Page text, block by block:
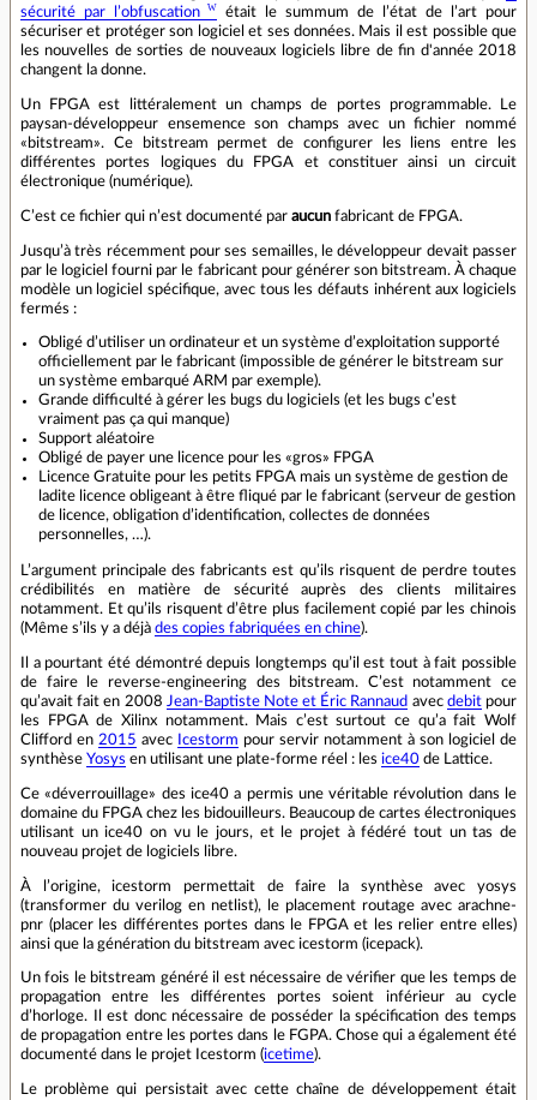
sécurité par l’obfuscation
était le summum de l’état de l’art pour
sécuriser et protéger son logiciel et ses données. Mais il est possible que
les nouvelles de sorties de nouveaux logiciels libre de fin d'année 2018
changent la donne.
Un FPGA est littéralement un champs de portes programmable. Le
paysan-développeur ensemence son champs avec un fichier nommé
«bitstream». Ce bitstream permet de configurer les liens entre les
différentes portes logiques du FPGA et constituer ainsi un circuit
électronique (numérique).
C’est ce fichier qui n’est documenté par aucun fabricant de FPGA.
Jusqu’à très récemment pour ses semailles, le développeur devait passer
par le logiciel fourni par le fabricant pour générer son bitstream. À chaque
modèle un logiciel spécifique, avec tous les défauts inhérent aux logiciels
fermés :
Obligé d’utiliser un ordinateur et un système d’exploitation supporté
officiellement par le fabricant (impossible de générer le bitstream sur
un système embarqué ARM par exemple).
Grande difficulté à gérer les bugs du logiciels (et les bugs c’est
vraiment pas ça qui manque)
Support aléatoire
Obligé de payer une licence pour les «gros» FPGA
Licence Gratuite pour les petits FPGA mais un système de gestion de
ladite licence obligeant à être fliqué par le fabricant (serveur de gestion
de licence, obligation d’identification, collectes de données
personnelles, …).
L’argument principale des fabricants est qu’ils risquent de perdre toutes
crédibilités en matière de sécurité auprès des clients militaires
notamment. Et qu’ils risquent d’être plus facilement copié par les chinois
(Même s’ils y a déjà des copies fabriquées en chine).
Il a pourtant été démontré depuis longtemps qu’il est tout à fait possible
de faire le reverse-engineering des bitstream. C’est notamment ce
qu’avait fait en 2008 Jean-Baptiste Note et Éric Rannaud avec debitpour
les FPGA de Xilinx notamment. Mais c’est surtout ce qu’a fait Wolf
Clifford en 2015 avec Icestorm pour servir notamment à son logiciel de
synthèse Yosys en utilisant une plate-forme réel : les ice40 de Lattice.
Ce «déverrouillage» des ice40 a permis une véritable révolution dans le
domaine du FPGA chez les bidouilleurs. Beaucoup de cartes électroniques
utilisant un ice40 on vu le jours, et le projet à fédéré tout un tas de
nouveau projet de logiciels libre.
À l’origine, icestorm permettait de faire la synthèse avec yosys
(transformer du verilog en netlist), le placement routage avec arachne-
pnr (placer les différentes portes dans le FPGA et les relier entre elles)
ainsi que la génération du bitstream avec icestorm (icepack).
Un fois le bitstream généré il est nécessaire de vérifier que les temps de
propagation entre les différentes portes soient inférieur au cycle
d’horloge. Il est donc nécessaire de posséder la spécification des temps
de propagation entre les portes dans le FGPA. Chose qui a également été
documenté dans le projet Icestorm (icetime).
Le problème qui persistait avec cette chaîne de développement était